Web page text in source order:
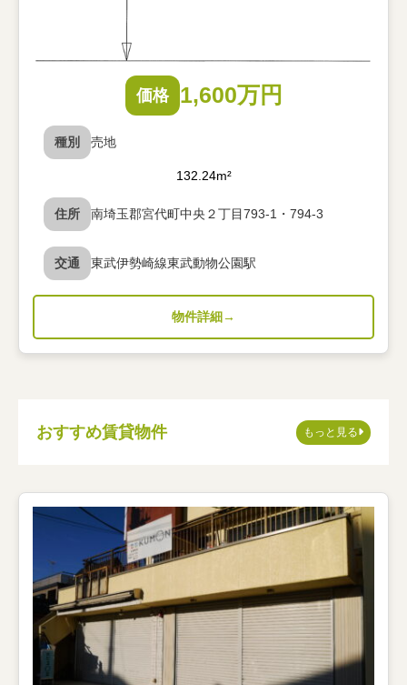
価格 1,600万円
種別 売地
132.24m²
住所 南埼玉郡宮代町中央２丁目793-1・794-3
交通 東武伊勢崎線東武動物公園駅
物件詳細
おすすめ賃貸物件 もっと見る